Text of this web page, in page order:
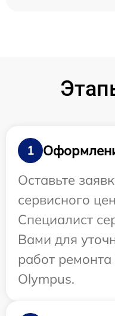
1
Оставьте
сервисного
Специалист
Вами для
работ
Olympus.